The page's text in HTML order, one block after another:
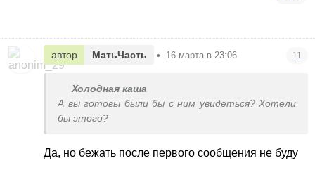
автор МатьЧасть • 16 марта в 23:06 11
Холодная каша
А вы готовы были бы с ним увидеться? Хотели
бы этого?
Да, но бежать после первого сообщения не буду